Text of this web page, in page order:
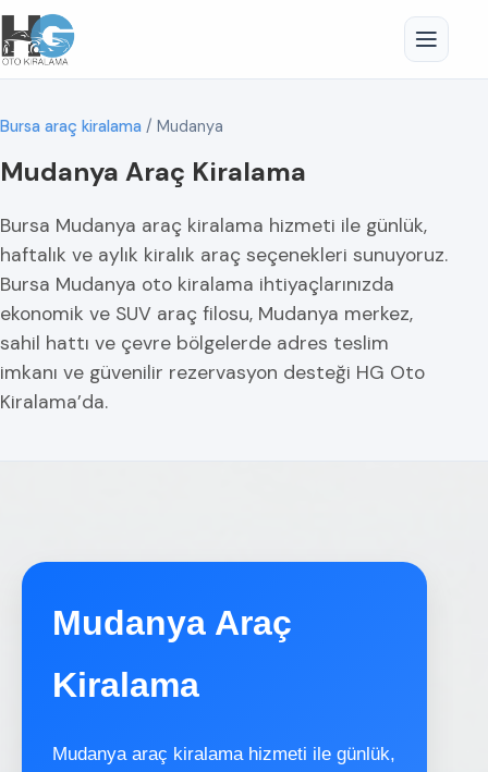
Bursa araç kiralama / Mudanya
Mudanya Araç Kiralama
Bursa Mudanya araç kiralama hizmeti ile günlük,
haftalık ve aylık kiralık araç seçenekleri sunuyoruz.
Bursa Mudanya oto kiralama ihtiyaçlarınızda
ekonomik ve SUV araç filosu, Mudanya merkez,
sahil hattı ve çevre bölgelerde adres teslim
imkanı ve güvenilir rezervasyon desteği HG Oto
Kiralama’da.
Mudanya Araç
Kiralama
Mudanya araç kiralama hizmeti ile günlük,